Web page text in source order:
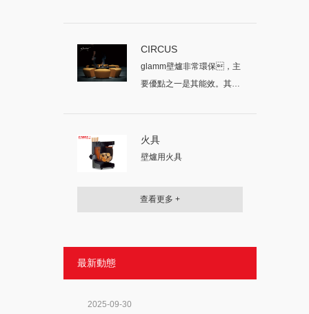
CIRCUS
glamm壁爐非常環保，主
要優點之一是其能效。其燃
火具
壁爐用火具
查看更多 +
最新動態
2025-09-30